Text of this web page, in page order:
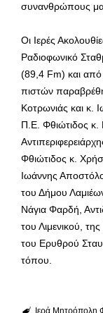
συνανθρώπους
Οι Ιερές
Ραδιοφωνικό
(89,4 Fm) και από
πιστών
Κοτρωνιάς και κ.
Π.Ε. Φθιώτιδος κ.
Φθιώτιδος κ.
Ιωάννης
του Δήμου
Νάγια Φαρδή,
του Λιμενικού,
του Ερυθρού
τόπου.
Ιερά Μητρόπολη